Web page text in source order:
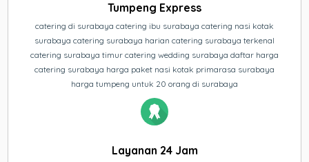
Tumpeng Express
catering di surabaya catering ibu surabaya catering nasi kotak
surabaya catering surabaya harian catering surabaya terkenal
catering surabaya timur catering wedding surabaya daftar harga
catering surabaya harga paket nasi kotak primarasa surabaya
harga tumpeng untuk 20 orang di surabaya
Layanan 24 Jam